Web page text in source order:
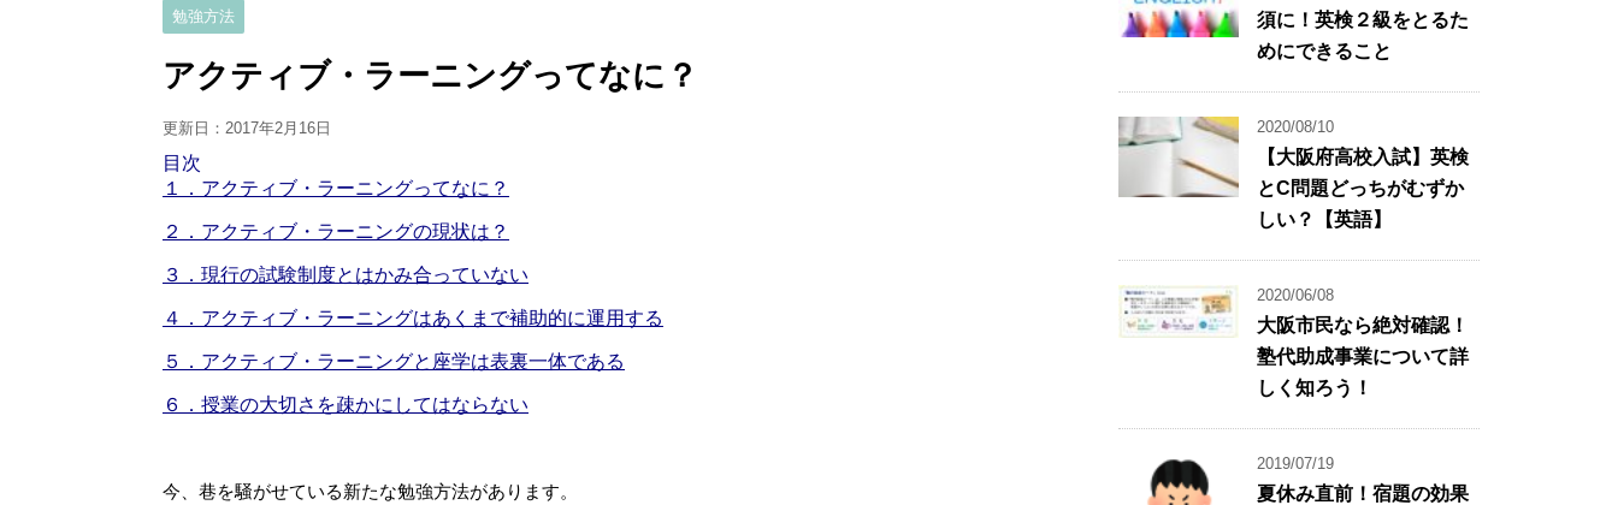
勉強方法
アクティブ・ラーニングってなに？
更新日： 2017年2月16日
目次
１．アクティブ・ラーニングってなに？
２．アクティブ・ラーニングの現状は？
３．現行の試験制度とはかみ合っていない
４．アクティブ・ラーニングはあくまで補助的に運用する
５．アクティブ・ラーニングと座学は表裏一体である
６．授業の大切さを疎かにしてはならない
今、巷を騒がせている新たな勉強方法があります。
須に！英検２級をとるた
めにできること
2020/08/10
【大阪府高校入試】英検
とC問題どっちがむずか
しい？【英語】
2020/06/08
大阪市民なら絶対確認！
塾代助成事業について詳
しく知ろう！
2019/07/19
夏休み直前！宿題の効果